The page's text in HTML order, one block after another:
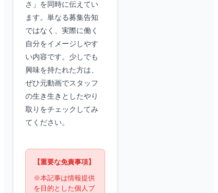
さ」を同時に伝えてい
ます。単なる募集告知
ではなく、実際に働く
自分をイメージしやす
い内容です。少しでも
興味を持たれた方は、
ぜひ元動画でスタッフ
の生き生きとしたやり
取りをチェックしてみ
てください。
【重要な免責事項】
※本記事は情報提供
を目的とした個人ブ